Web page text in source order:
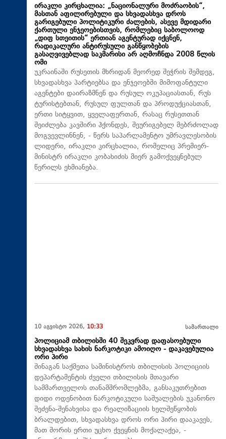
ირაკლი კირცხალია: „ნაციონალური მოძრაობის“,
მასთან აფილირებული და სხვადასხვა დროს
გარიგებული პოლიტიკური ძალების, ასევე მდიდარი
ქართული ენჯეოებისთვის, რომლებიც საბოლოოდ
„დიფ სთეითის“ ერთიან აგენტურად იქცნენ,
რადიკალური ანტირუსული განწყობების
გასაღვივებლად საკმარისი არ აღმოჩნდა 2008 წლის
ომი
უკრაინაში რუსეთის მხრიდან მეორედ შეჭრის შემდეგ,
სხვადასხვა პარტიებსა და ენჯეოებში მიმოფანტული
აგენტები დაირაზმნენ და რუსულ ოკუპაციასთან, რუს
ტურისტებთან, რუსულ ფულთან და პროდუქციასთან,
ერთი სიტყვით, ყველაფერთან, რასაც რუსეთთან
შეიძლება კავშირი ჰქონდეს, შეურიგებელ მებრძოლად
მოგვევლინნენ, - წერს საპარლამენტო უმრავლესობის
ლიდერი, ირაკლი კირცხალია, რომელიც პრემიერ-
მინისტრ ირაკლი კობახიძის მიერ გამოქვეყნებულ
წერილს ეხმიანება.
10 აგვისტო 2026, 10:33 სამართალი
პოლიციამ თბილისში 40 შეკვრად დაფასოებული
სხვადასხვა სახის ნარკოტიკი ამოიღო - დაკავებულია
ორი პირი
შინაგან საქმეთა სამინისტროს თბილისის პოლიციის
დეპარტამენტის ძველი თბილისის მთავარი
სამმართველოს თანამშრომლებმა, განსაკუთრებით
დიდი ოდენობით ნარკოტიკული საშუალების უკანონო
შეძენა-შენახვისა და რეალიზაციის ხელშეწყობის
ბრალდებით, სხვადასხვა დროს ორი პირი დააკავეს,
მათ შორის ერთი უცხო ქვეყნის მოქალაქეა, -